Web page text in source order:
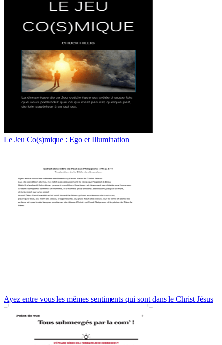
Le Jeu Co(s)mique : Ego et Illumination
Ayez entre vous les mêmes sentiments qui sont dans le Christ Jésus